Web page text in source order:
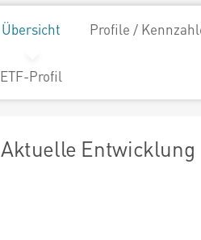
Übersicht Profile /
ETF-Profil
Aktuelle Entwicklung